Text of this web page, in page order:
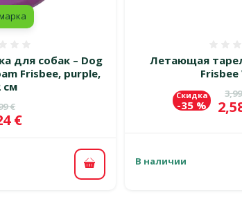
для собак – Dog
Frisbee, purple,
см
цена
€
€
марка
В корзину
Летающая
Скидка
-35 %
В наличии